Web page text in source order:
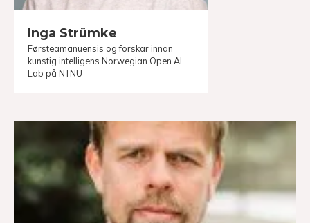
Inga Strümke
Førsteamanuensis og forskar innan
kunstig intelligens Norwegian Open AI
Lab på NTNU